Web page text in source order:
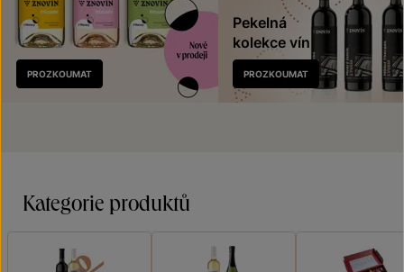
Nově
v prodeji
PROZKOUMAT
Pekelná
kolekce vín
PROZKOUMAT
Kategorie produktů